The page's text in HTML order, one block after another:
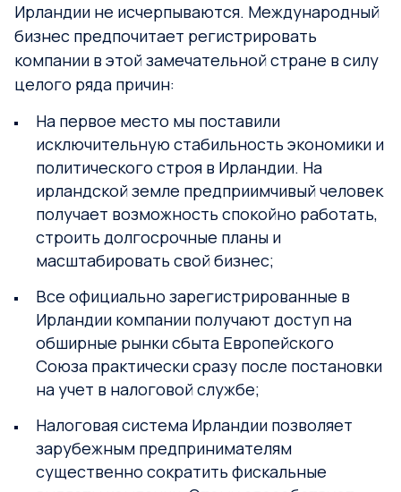
Ирландии не исчерпываются. Международный
бизнес предпочитает регистрировать
компании в этой замечательной стране в силу
целого ряда причин:
На первое место мы поставили
исключительную стабильность экономики и
политического строя в Ирландии. На
ирландской земле предприимчивый человек
получает возможность спокойно работать,
строить долгосрочные планы и
масштабировать свой бизнес;
Все официально зарегистрированные в
Ирландии компании получают доступ на
обширные рынки сбыта Европейского
Союза практически сразу после постановки
на учет в налоговой службе;
Налоговая система Ирландии позволяет
зарубежным предпринимателям
существенно сократить фискальные